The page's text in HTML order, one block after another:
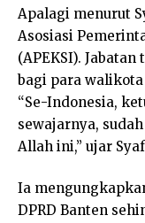
Apalagi menurut
Asosiasi
(APEKSI).
bagi para
“Se-Indonesia,
sewajarnya,
Allah ini,” ujar
Ia
DPRD Banten